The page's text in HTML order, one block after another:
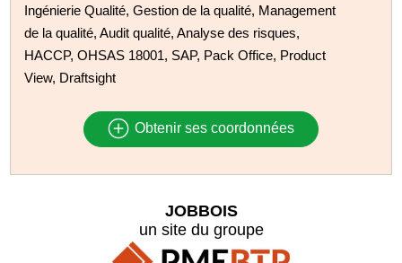
Ingénierie Qualité, Gestion de la qualité, Management
de la qualité, Audit qualité, Analyse des risques,
HACCP, OHSAS 18001, SAP, Pack Office, Product
View, Draftsight
Obtenir ses coordonnées
JOBBOIS
un site du groupe